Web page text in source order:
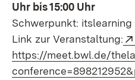
Uhr bis 15:00 Uhr
Schwerpunkt: itslearning
Link zur Veranstaltung:
https://meet.bwl.de/